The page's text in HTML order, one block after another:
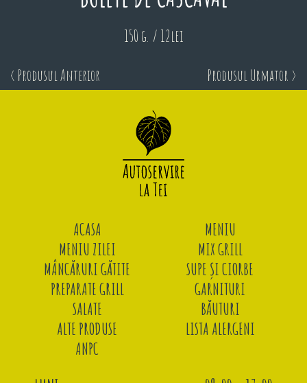
150 g. / 12lei
< Produsul Anterior Produsul Urmator >
ACASA
MENIU
MENIU ZILEI
MIX GRILL
MÂNCĂRURI GĂTITE
SUPE ȘI CIORBE
PREPARATE GRILL
GARNITURI
SALATE
BĂUTURI
ALTE PRODUSE
LISTA ALERGENI
ANPC